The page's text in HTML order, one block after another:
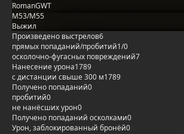
RomanGWT
M53/M55
Выжил
Произведено выстрелов6
прямых попаданий/пробитий1/0
осколочно-фугасных повреждений7
Нанесение урона1789
с дистанции свыше 300 м1789
Получено попаданий0
пробитий0
не нанёсших урон0
Получено попаданий осколками0
Урон, заблокированный бронёй0